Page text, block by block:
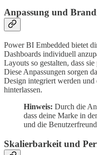
Anpassung und
Power BI Embedded bietet
Dashboards individuell
Layouts so gestalten, dass
Diese Anpassungen sorgen
Design integriert werden
hinterlassen.
Hinweis: Durch die
dass deine Marke in
und die
Skalierbarkeit und